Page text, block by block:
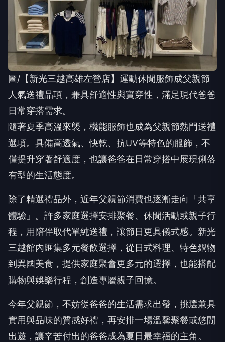
圖/【新光三越高雄左營店】運動休閒服飾成父親節
人氣送禮品項，兼具舒適性與實穿性，滿足現代爸爸
日常穿搭需求。
隨著夏季高溫來襲，機能服飾也成為父親節熱門送禮
選項。具備高透氣、快乾、抗UV等特色的服飾，不
僅提升穿著舒適度，也讓爸爸在日常穿搭中展現俐落
有型的生活態度。
除了精選禮品外，近年父親節消費也逐漸走向「共享
體驗」。許多家庭選擇安排聚餐、休閒活動或親子行
程，用陪伴取代單純送禮，讓節日更具儀式感。新光
三越館內匯集多元餐飲選擇，從日式料理、特色鍋物
到異國美食，提供家庭聚會更多元的選擇，也能搭配
購物與娛樂行程，創造專屬親子回憶。
今年父親節，不妨從爸爸的生活需求出發，挑選兼具
實用與品味的質感好禮，再安排一場溫馨聚餐或悠閒
出遊，讓辛苦付出的爸爸成為夏日最幸福的主角。